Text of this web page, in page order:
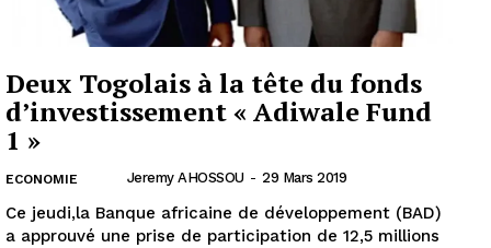
Deux Togolais à la tête du fonds
d’investissement « Adiwale Fund
1 »
ECONOMIE Jeremy AHOSSOU - 29 Mars 2019
Ce jeudi,la Banque africaine de développement (BAD)
a approuvé une prise de participation de 12,5 millions